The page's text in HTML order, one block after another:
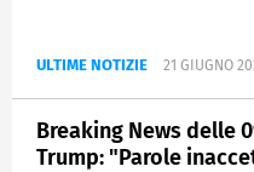
ULTIME NOTIZIE 21 GIUGNO
Breaking News delle
Trump: "Parole